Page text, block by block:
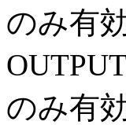
のみ有
のみ有